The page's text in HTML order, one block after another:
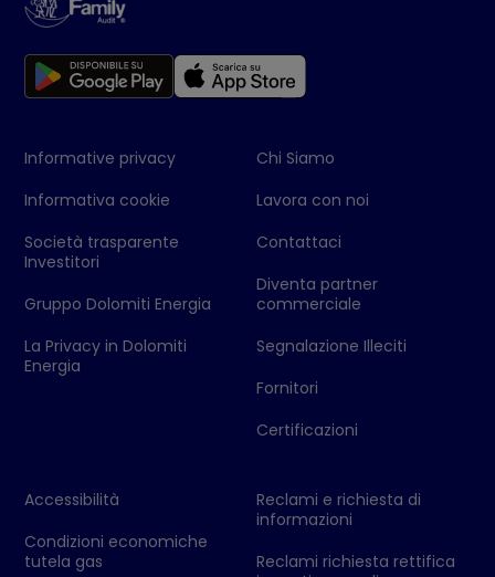
Informative privacy
Informativa cookie
Società trasparente
Investitori
Gruppo Dolomiti Energia
La Privacy in Dolomiti
Energia
Chi Siamo
Lavora con noi
Contattaci
Diventa partner
commerciale
Segnalazione Illeciti
Fornitori
Certificazioni
Accessibilità
Condizioni economiche
tutela gas
Reclami e richiesta di
informazioni
Reclami richiesta rettifica